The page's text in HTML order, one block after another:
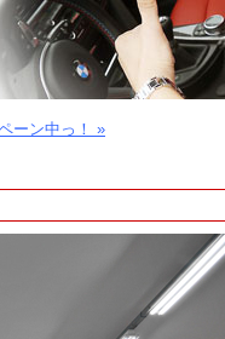
ーン中っ！ »